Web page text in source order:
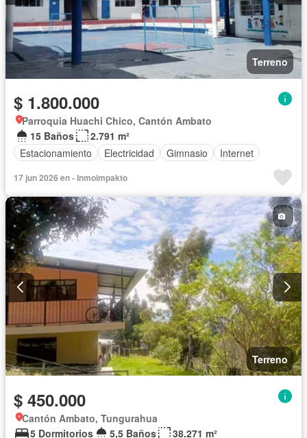
Terreno
$ 1.800.000
Parroquia Huachi Chico, Cantón Ambato
15 Baños
2.791 m²
Estacionamiento
Electricidad Gimnasio Internet
17 jun 2026 en - Inmoimpakto
Terreno
$ 450.000
Cantón Ambato, Tungurahua
5 Dormitorios
5,5 Baños 38.271 m²